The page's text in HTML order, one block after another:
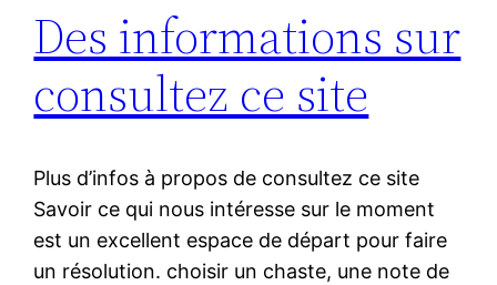
Des informations sur
consultez ce site
Plus d’infos à propos de consultez ce site
Savoir ce qui nous intéresse sur le moment
est un excellent espace de départ pour faire
un résolution. choisir un chaste, une note de